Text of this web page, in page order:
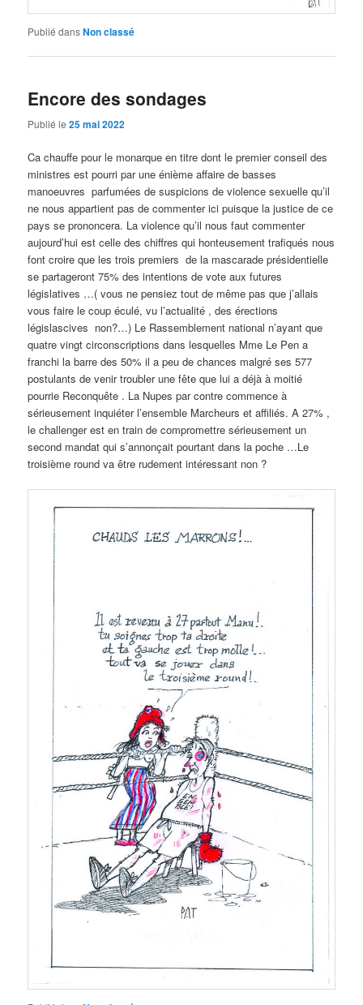
Publié dansNon classé
Encore des sondages
Publié le25 mai 2022
Ca chauffe pour le monarque en titre dont le premier conseil des
ministres est pourri par une énième affaire de basses
manoeuvres parfumées de suspicions de violence sexuelle qu’il
ne nous appartient pas de commenter ici puisque la justice de ce
pays se prononcera. La violence qu’il nous faut commenter
aujourd’hui est celle des chiffres qui honteusement trafiqués nous
font croire que les trois premiers de la mascarade présidentielle
se partageront 75% des intentions de vote aux futures
législatives …( vous ne pensiez tout de même pas que j’allais
vous faire le coup éculé, vu l’actualité , des érections
législascives non?…) Le Rassemblement national n’ayant que
quatre vingt circonscriptions dans lesquelles Mme Le Pen a
franchi la barre des 50% il a peu de chances malgré ses 577
postulants de venir troubler une fête que lui a déjà à moitié
pourrie Reconquête . La Nupes par contre commence à
sérieusement inquiéter l’ensemble Marcheurs et affiliés. A 27% ,
le challenger est en train de compromettre sérieusement un
second mandat qui s’annonçait pourtant dans la poche …Le
troisième round va être rudement intéressant non ?